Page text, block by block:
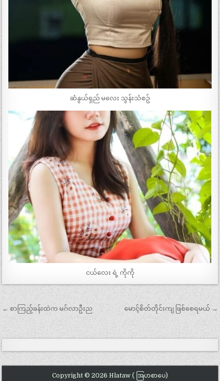
ဆံနွယ်ရှည် မလေး သွန်းသံစဥ်
ငယ်လေး ရဲ့ ကိုကို
Post
navigation
← စာကြည့်ခန်းထဲက မဂ်လာဦးည မောင့်စိတ်တိုင်းကျ ဖြစ်စေရမယ် →
Copyright © 2026 Hlataw ( အြပာစာပေ)